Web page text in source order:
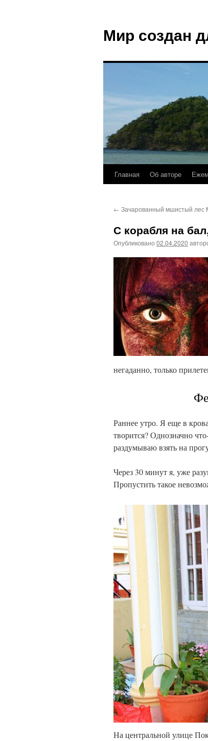
Мир создан
Главная Об авторе
← Зачарованный мшистый лес
С корабля на
Опубликовано 02.04.2020
негаданно, только
Раннее утро. Я еще в
творится? Однозначно
раздумываю взять на
Через 30 минут я, уже
Пропустить такое
На центральной улице